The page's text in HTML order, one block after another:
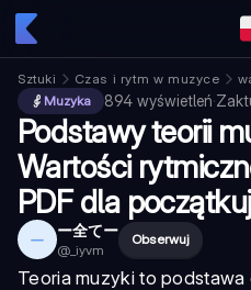
Sztuki Czas i rytm w muzyce
Muzyka
894 wyświetleń·
Podstawy teorii
Wartości
PDF dla
ー ー全てー
@ _iyvm
Obserwuj
Teoria muzyki to